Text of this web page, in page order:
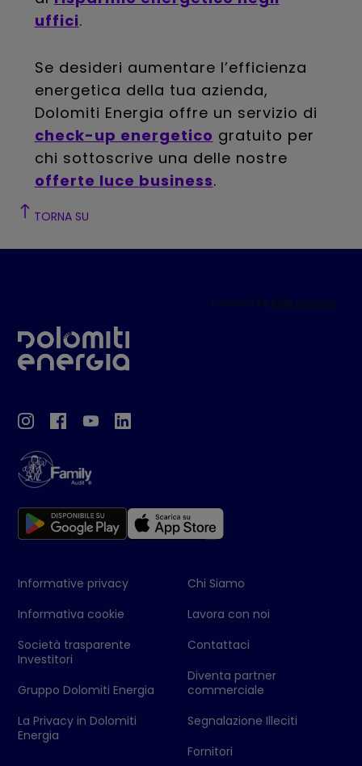
uffici.
Se desideri aumentare l’efficienza
energetica della tua azienda,
Dolomiti Energia offre un servizio di
check-up energetico gratuito per
chi sottoscrive una delle nostre
offerte luce business.
TORNA SU
Informative privacy
Informativa cookie
Società trasparente
Investitori
Gruppo Dolomiti Energia
La Privacy in Dolomiti
Energia
Chi Siamo
Lavora con noi
Contattaci
Diventa partner
commerciale
Segnalazione Illeciti
Fornitori